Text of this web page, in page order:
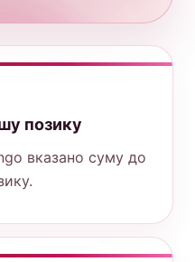
позику
вказано суму до